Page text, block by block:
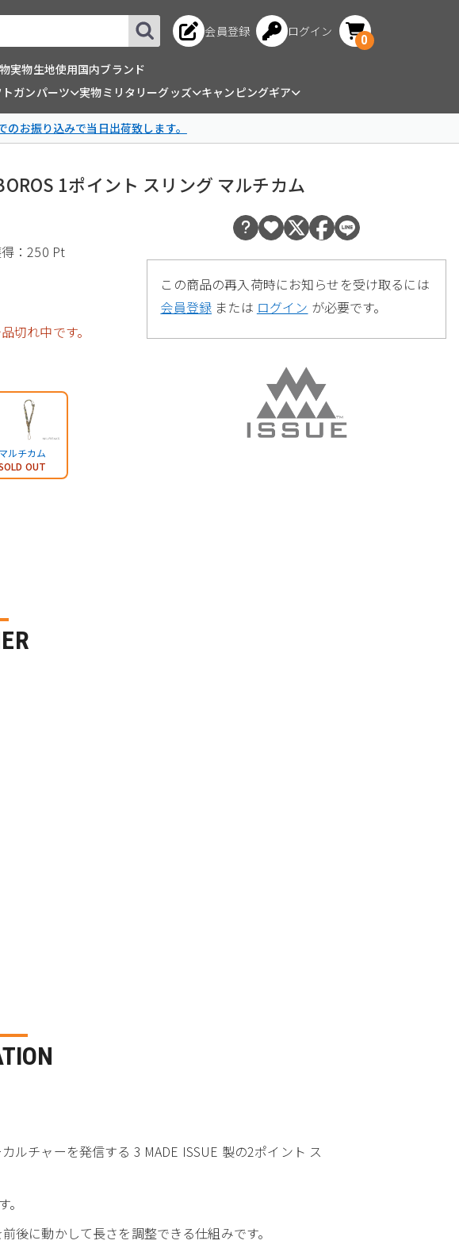
会員登録 ログイン
0
実物生地使用国内ブランド
ガンパーツ 実物ミリタリーグッズ キャンピングギア
お振り込みで当日出荷致します。
1ポイント スリング マルチカム
：250 Pt
切れ中です。
マルチカム
OUT
この商品の再入荷時にお知らせを受け取るには
会員登録 または ログイン が必要です。
ルチャーを発信する 3 MADE ISSUE 製の2ポイント ス
後に動かして長さを調整できる仕組みです。